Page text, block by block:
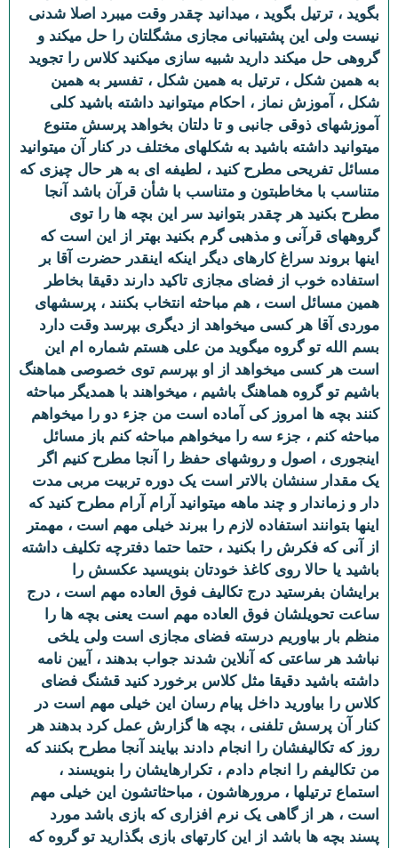
بگوید ، ترتیل بگوید ، میدانید چقدر وقت میبرد اصلا شدنی
نیست ولی این پشتیبانی مجازی مشگلتان را حل میکند و
گروهی حل میکند دارید شبیه سازی میکنید کلاس را تجوید
به همین شکل ، ترتیل به همین شکل ، تفسیر به همین
شکل ، آموزش نماز ، احکام میتوانید داشته باشید کلی
آموزشهای ذوقی جانبی و تا دلتان بخواهد پرسش متنوع
میتوانید داشته باشید به شکلهای مختلف در کنار آن میتوانید
مسائل تفریحی مطرح کنید ، لطیفه ای به هر حال چیزی که
متناسب با مخاطبتون و متناسب با شأن قرآن باشد آنجا
مطرح بکنید هر چقدر بتوانید سر این بچه ها را توی
گروههای قرآنی و مذهبی گرم بکنید بهتر از این است که
اینها بروند سراغ کارهای دیگر اینکه اینقدر حضرت آقا بر
استفاده خوب از فضای مجازی تاکید دارند دقیقا بخاطر
همین مسائل است ، هم مباحثه انتخاب بکنند ، پرسشهای
موردی آقا هر کسی میخواهد از دیگری بپرسد وقت دارد
بسم الله تو گروه میگوید من علی هستم شماره ام این
است هر کسی میخواهد از او بپرسم توی خصوصی هماهنگ
باشیم تو گروه هماهنگ باشیم ، میخواهند با همدیگر مباحثه
کنند بچه ها امروز کی آماده است من جزء دو را میخواهم
مباحثه کنم ، جزء سه را میخواهم مباحثه کنم باز مسائل
اینجوری ، اصول و روشهای حفظ را آنجا مطرح کنیم اگر
یک مقدار سنشان بالاتر است یک دوره تربیت مربی مدت
دار و زماندار و چند ماهه میتوانید آرام آرام مطرح کنید که
اینها بتوانند استفاده لازم را ببرند خیلی مهم است ، مهمتر
از آنی که فکرش را بکنید ، حتما حتما دفترچه تکلیف داشته
باشید یا حالا روی کاغذ خودتان بنویسید عکسش را
برایشان بفرستید درج تکالیف فوق العاده مهم است ، درج
ساعت تحویلشان فوق العاده مهم است یعنی بچه ها را
منظم بار بیاوریم درسته فضای مجازی است ولی یلخی
نباشد هر ساعتی که آنلاین شدند جواب بدهند ، آیین نامه
داشته باشید دقیقا مثل کلاس برخورد کنید قشنگ فضای
کلاس را بیاورید داخل پیام رسان این خیلی مهم است در
کنار آن پرسش تلفنی ، بچه ها گزارش عمل کرد بدهند هر
روز که تکالیفشان را انجام دادند بیایند آنجا مطرح بکنند که
من تکالیفم را انجام دادم ، تکرارهایشان را بنویسند ،
استماع ترتیلها ، مرورهاشون ، مباحثاتشون این خیلی مهم
است ، هر از گاهی یک نرم افزاری که بازی باشد مورد
پسند بچه ها باشد از این کارتهای بازی بگذارید تو گروه که